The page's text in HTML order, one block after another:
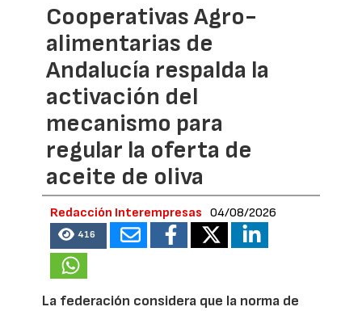
Cooperativas Agro-
alimentarias de
Andalucía respalda la
activación del
mecanismo para
regular la oferta de
aceite de oliva
Redacción Interempresas 04/08/2026
416
La federación considera que la norma de